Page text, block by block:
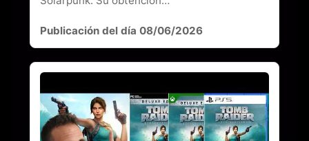
Publicación del día 08/06/2026